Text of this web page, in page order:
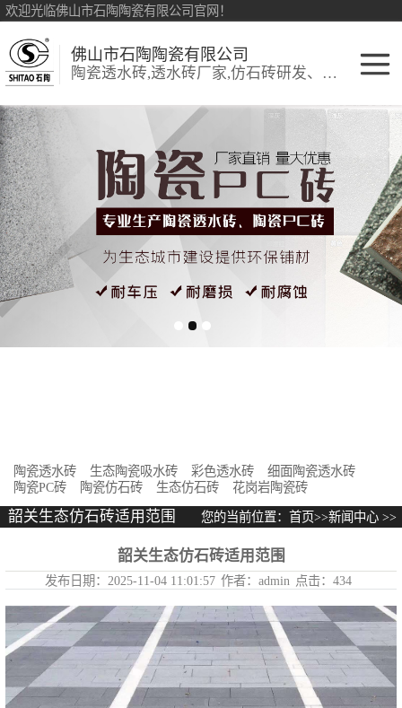
欢迎光临佛山市石陶陶瓷有限公司官网！
佛山市石陶陶瓷有限公司
陶瓷透水砖,透水砖厂家,仿石砖研发、销售:环保透水砖、仿古砖
陶瓷透水砖 生态陶瓷吸水砖 彩色透水砖
细面陶瓷透水砖
陶瓷PC砖
陶瓷仿石砖 生态仿石砖 花岗岩陶瓷砖
韶关生态仿石砖适用范围 您的当前位置： 首页>>新闻中心 >>
韶关生态仿石砖适用范围
发布日期： 2025-11-04 11:01:57 作者： admin 点击： 434
陶瓷透水砖
生态陶瓷吸水砖
彩色透水砖
细面陶瓷透水砖
陶瓷PC砖
陶瓷仿石砖